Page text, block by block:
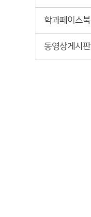
학과페이스북
동영상게시판